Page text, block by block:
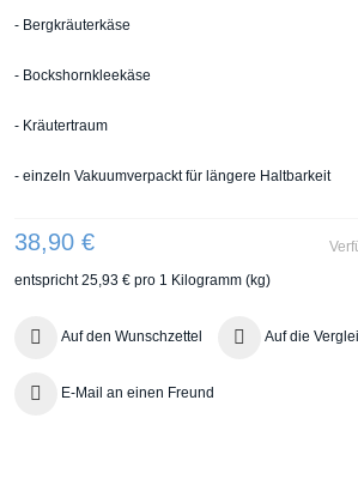
- Bergkräuterkäse
- Bockshornkleekäse
- Kräutertraum
- einzeln Vakuumverpackt für längere Haltbarkeit
38,90 €
entspricht25,93 € pro 1 Kilogramm (kg)
Auf den Wunschzettel Auf die
E-Mail an einen Freund